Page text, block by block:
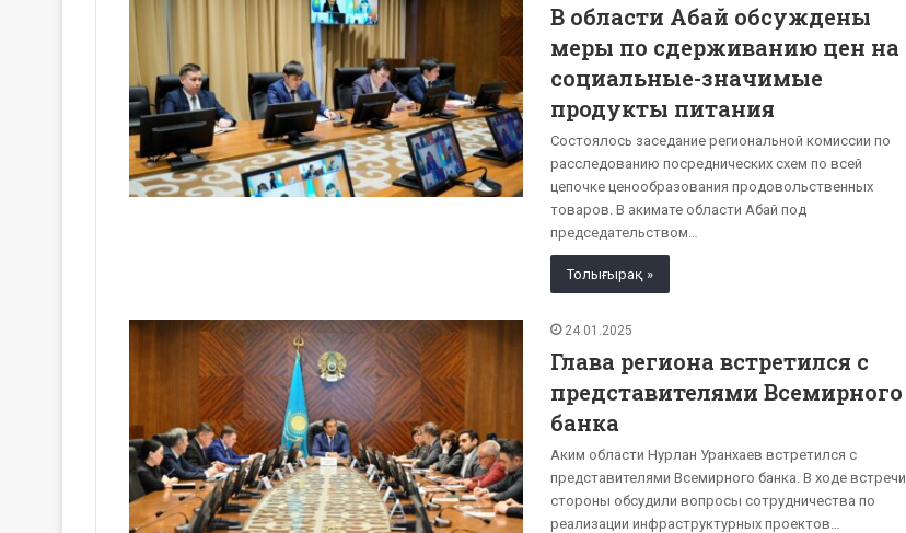
В области Абай обсуждены
меры по сдерживанию цен на
социальные-значимые
продукты питания
Состоялось заседание региональной комиссии по
расследованию посреднических схем по всей
цепочке ценообразования продовольственных
товаров. В акимате области Абай под
председательством…
Толығырақ »
24.01.2025
Глава региона встретился с
представителями Всемирного
банка
Аким области Нурлан Уранхаев встретился с
представителями Всемирного банка. В ходе встречи
стороны обсудили вопросы сотрудничества по
реализации инфраструктурных проектов…